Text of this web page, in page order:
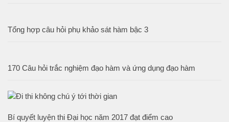
Tổng hợp câu hỏi phụ khảo sát hàm bậc 3
170 Câu hỏi trắc nghiệm đạo hàm và ứng dụng đạo hàm
Bí quyết luyện thi Đại học năm 2017 đạt điểm cao